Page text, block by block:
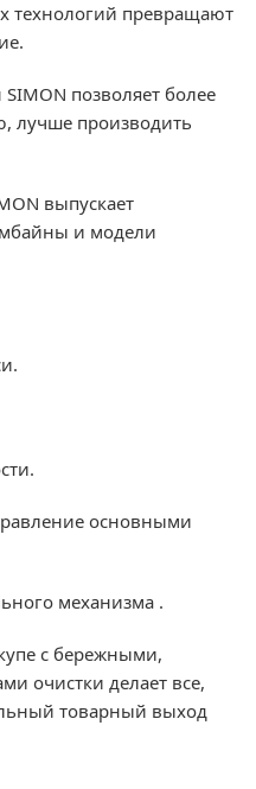
технологий превращают
позволяет более
лучше производить
выпускает
и модели
основными
механизма .
с бережными,
очистки делает все,
товарный выход